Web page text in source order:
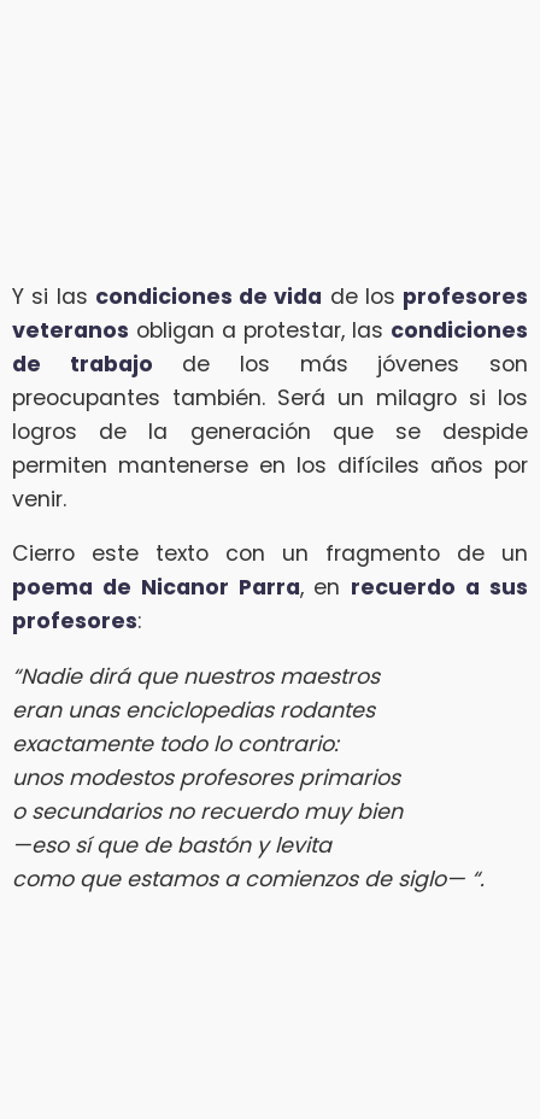
Y si las condiciones de vida de los profesores
veteranos obligan a protestar, las condiciones
de trabajo de los más jóvenes son
preocupantes también. Será un milagro si los
logros de la generación que se despide
permiten mantenerse en los difíciles años por
venir.
Cierro este texto con un fragmento de un
poema de Nicanor Parra, en recuerdo a sus
profesores:
“Nadie dirá que nuestros maestros
eran unas enciclopedias rodantes
exactamente todo lo contrario:
unos modestos profesores primarios
o secundarios no recuerdo muy bien
—eso sí que de bastón y levita
como que estamos a comienzos de siglo— “.